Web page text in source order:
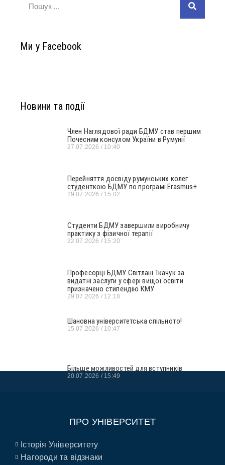
Ми у Facebook
Новини та події
Член Наглядової ради БДМУ став першим
Почесним консулом України в Румунії
27.07.2026 10:40
Перейняття досвіду румунських колег
студенткою БДМУ по програмі Erasmus+
29.07.2026 15:02
Студенти БДМУ завершили виробничу
практику з фізичної терапії
22.07.2026 15:20
Професорці БДМУ Світлані Ткачук за
видатні заслуги у сфері вищої освіти
призначено стипендію КМУ
29.07.2026 12:18
Шановна університетська спільното!
15.07.2026 10:47
Більше можливостей для вступників
20.07.2026 15:49
ПРО УНІВЕРСИТЕТ
Історія Університету
Нагороди та відзнаки